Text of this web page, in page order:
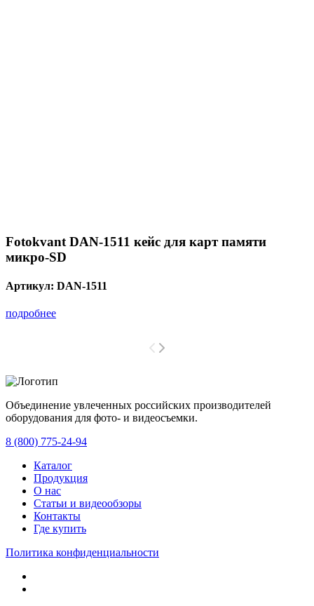
Fotokvant DAN-1511 кейс для карт памяти
микро-SD
Артикул: DAN-1511
подробнее
Объединение увлеченных российских производителей
оборудования для фото- и видеосъемки.
8 (800) 775-24-94
Каталог
Продукция
О нас
Статьи и видеообзоры
Контакты
Где купить
Политика конфиденциальности